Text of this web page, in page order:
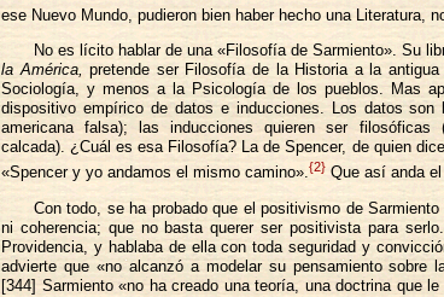
ese Nuevo Mundo, pudieron bien haber hecho una Literatura,
No es lícito hablar de una «Filosofía de Sarmiento». Su
la América, pretende ser Filosofía de la Historia a la
Sociología, y menos a la Psicología de los pueblos. Mas
dispositivo empírico de datos e inducciones. Los datos
americana falsa); las inducciones quieren ser filosóficas
calcada). ¿Cuál es esa Filosofía? La de Spencer, de quien
«Spencer y yo andamos el mismo camino».{2} Que así anda
Con todo, se ha probado que el positivismo de Sarmiento
ni coherencia; que no basta querer ser positivista para
Providencia, y hablaba de ella con toda seguridad y
advierte que «no alcanzó a modelar su pensamiento sobre
[344] Sarmiento «no ha creado una teoría, una doctrina que